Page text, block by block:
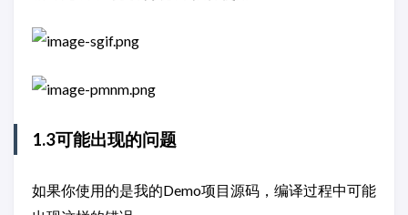
1.3可能出现的问题
如果你使用的是我的Demo项目源码，编译过程中可能